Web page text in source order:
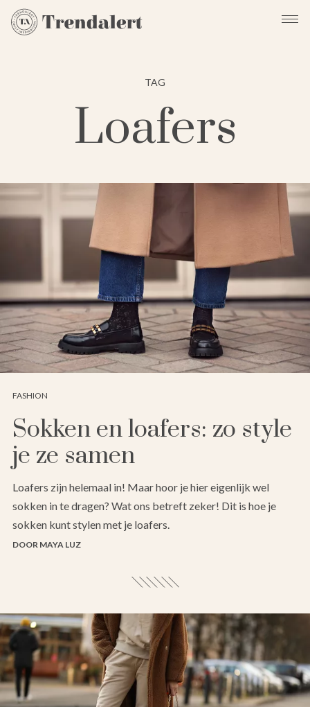
TAG
Loafers
FASHION
Sokken en loafers: zo style
je ze samen
Loafers zijn helemaal in! Maar hoor je hier eigenlijk wel
sokken in te dragen? Wat ons betreft zeker! Dit is hoe je
sokken kunt stylen met je loafers.
DOOR MAYA LUZ